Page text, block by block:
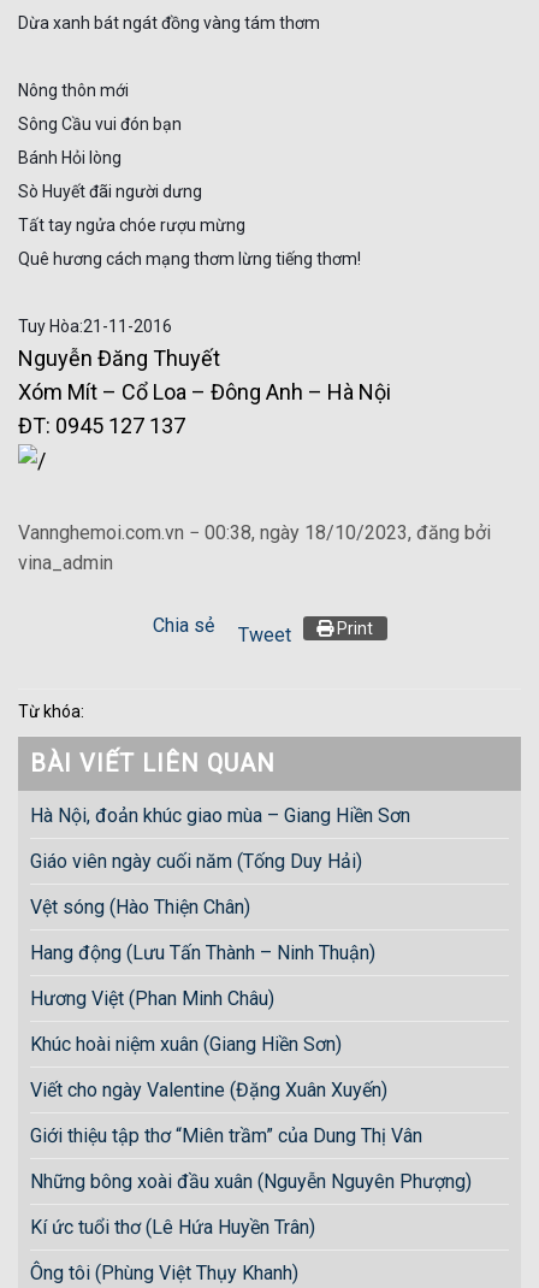
Dừa xanh bát ngát đồng vàng tám thơm
Nông thôn mới
Sông Cầu vui đón bạn
Bánh Hỏi lòng
Sò Huyết đãi người dưng
Tất tay ngửa chóe rượu mừng
Quê hương cách mạng thơm lừng tiếng thơm!
Tuy Hòa:21-11-2016
Nguyễn Đăng Thuyết
Xóm Mít – Cổ Loa – Đông Anh – Hà Nội
ĐT: 0945 127 137
Vannghemoi.com.vn − 00:38, ngày 18/10/2023, đăng bởi
vina_admin
Chia sẻ Tweet Print
Từ khóa:
BÀI VIẾT LIÊN QUAN
Hà Nội, đoản khúc giao mùa – Giang Hiền Sơn
Giáo viên ngày cuối năm (Tống Duy Hải)
Vệt sóng (Hào Thiện Chân)
Hang động (Lưu Tấn Thành – Ninh Thuận)
Hương Việt (Phan Minh Châu)
Khúc hoài niệm xuân (Giang Hiền Sơn)
Viết cho ngày Valentine (Đặng Xuân Xuyến)
Giới thiệu tập thơ “Miên trầm” của Dung Thị Vân
Những bông xoài đầu xuân (Nguyễn Nguyên Phượng)
Kí ức tuổi thơ (Lê Hứa Huyền Trân)
Ông tôi (Phùng Việt Thụy Khanh)